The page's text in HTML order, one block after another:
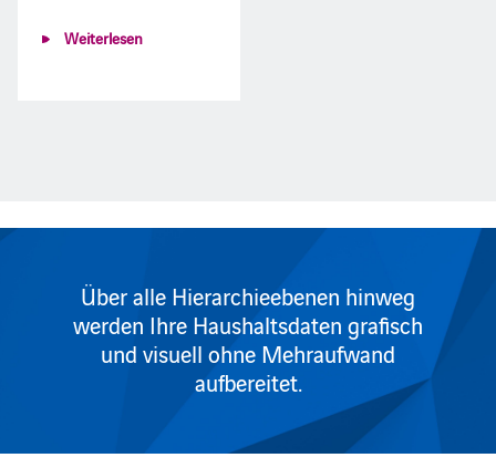
Weiterlesen
Über alle Hierarchieebenen hinweg
werden Ihre Haushaltsdaten grafisch
und visuell ohne Mehraufwand
aufbereitet.